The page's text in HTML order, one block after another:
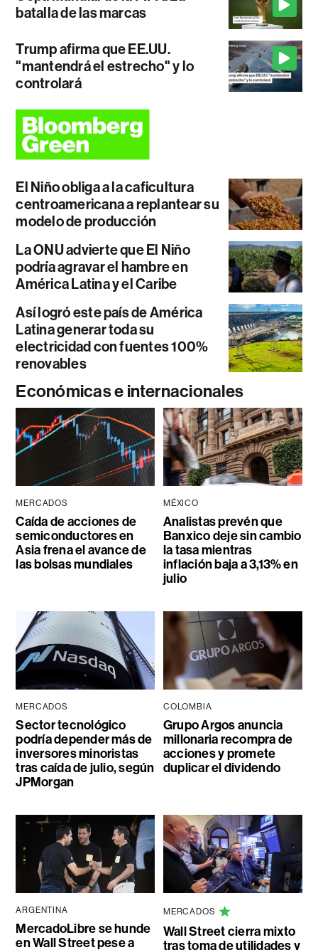
batalla de las marcas
Trump afirma que EE.UU.
"mantendrá el estrecho" y lo
controlará
El Niño obliga a la caficultura
centroamericana a replantear su
modelo de producción
La ONU advierte que El Niño
podría agravar el hambre en
América Latina y el Caribe
Así logró este país de América
Latina generar toda su
electricidad con fuentes 100%
renovables
Económicas e internacionales
MERCADOS
Caída de acciones de
semiconductores en
Asia frena el avance de
las bolsas mundiales
MÉXICO
Analistas prevén que
Banxico deje sin cambio
la tasa mientras
inflación baja a 3,13% en
julio
MERCADOS
Sector tecnológico
podría depender más de
inversores minoristas
tras caída de julio, según
JPMorgan
COLOMBIA
Grupo Argos anuncia
millonaria recompra de
acciones y promete
duplicar el dividendo
ARGENTINA
MercadoLibre se hunde
en Wall Street pese a
MERCADOS
Wall Street cierra mixto
tras toma de utilidades y